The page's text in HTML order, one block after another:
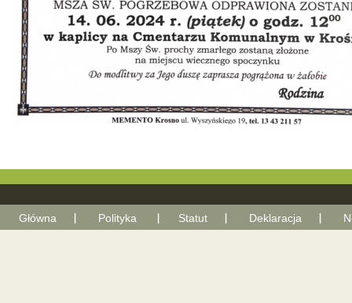
Główna Polityka Statut Deklaracja With